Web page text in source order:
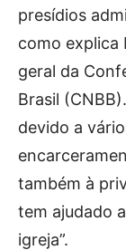
presídios
como explica
geral da
Brasil
devido a
também à
tem ajudado
igreja”.